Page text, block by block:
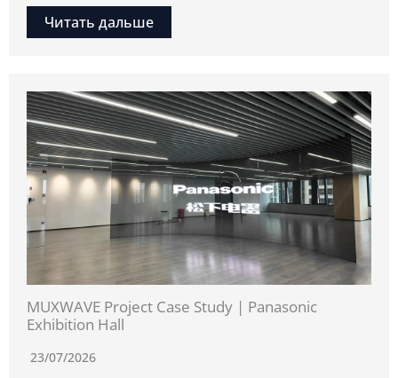
Читать дальше
MUXWAVE Project Case Study | Panasonic
Exhibition Hall
23/07/2026